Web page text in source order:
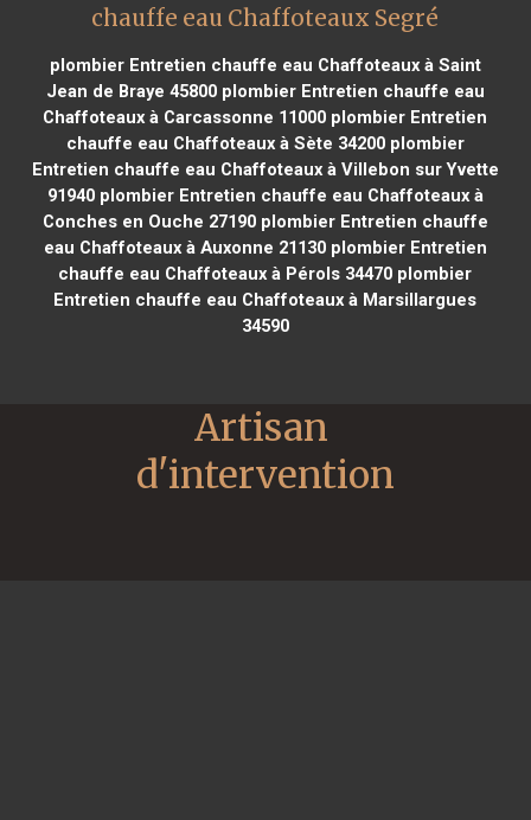
chauffe eau Chaffoteaux Segré
plombier Entretien chauffe eau Chaffoteaux à Saint
Jean de Braye 45800plombier Entretien chauffe eau
Chaffoteaux à Carcassonne 11000 plombier Entretien
chauffe eau Chaffoteaux à Sète 34200plombier
Entretien chauffe eau Chaffoteaux à Villebon sur Yvette
91940plombier Entretien chauffe eau Chaffoteaux à
Conches en Ouche 27190plombier Entretien chauffe
eau Chaffoteaux à Auxonne 21130plombier Entretien
chauffe eau Chaffoteaux à Pérols 34470 plombier
Entretien chauffe eau Chaffoteaux à Marsillargues
34590
Artisan
d'intervention